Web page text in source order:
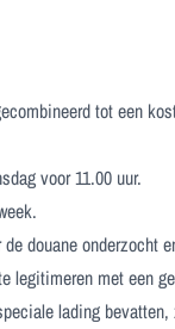
tot een
voor 11.00 uur.
douane onderzocht
legitimeren met een
lading